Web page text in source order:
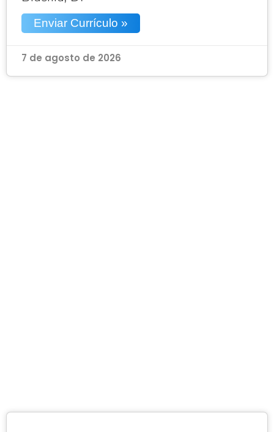
Enviar Currículo »
7 de agosto de 2026